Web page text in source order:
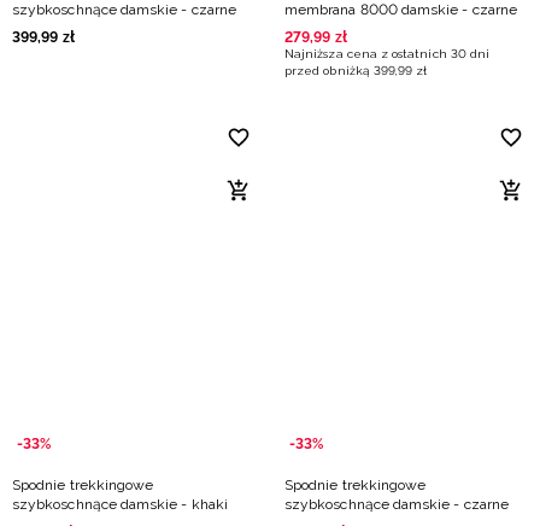
szybkoschnące damskie - czarne
399,99 zł
membrana 8000 damskie - czarne
279,99 zł
Najniższa cena z ostatnich 30 dni
przed obniżką 399,99 zł
-33%
Spodnie trekkingowe
szybkoschnące damskie - khaki
-33%
Spodnie trekkingowe
szybkoschnące damskie - czarne